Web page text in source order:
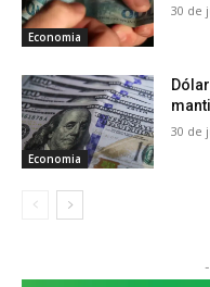
Economia
30 de
Economia
30 de